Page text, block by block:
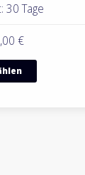
30 Tage
€